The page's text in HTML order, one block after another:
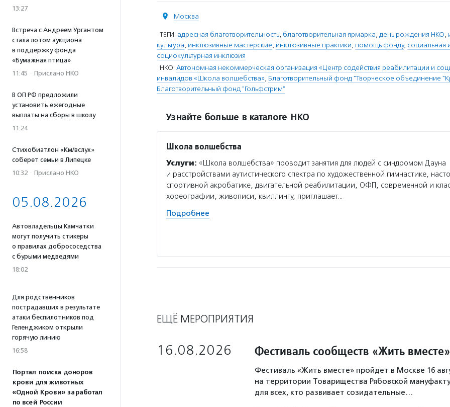
13:27
Встреча с Андреем Ургантом
стала лотом аукциона
в поддержку фонда
«Бумажная птица»
11:45 · Прислано НКО
В ОП РФ предложили
установить ежегодные
выплаты на сборы в школу
11:24
Стихобиатлон «Км/вслух»
соберет семьи в Липецке
10:32 · Прислано НКО
05.08.2026
Автовладельцы Камчатки
могут получить стикеры
о правилах добрососедства
с бурыми медведями
18:02
Для родственников
пострадавших в результате
атаки беспилотников под
Геленджиком открыли
горячую линию
16:58
Портал поиска доноров
крови для животных
«Одной Крови» заработал
по всей России
Москва
ТЕГИ: адресная благотворительность, благотворительная ярмарка, день рождения НКО,
культура, инклюзивные мастерские, инклюзивные практики, помощь фонду, социальная
социокультурная инклюзия
НКО: Автономная некоммерческая организация «Центр содействия реабилитации и
инвалидов «Школа волшебства», Благотворительный фонд "Творческое объединение
Благотворительный фонд "Гольфстрим"
Узнайте больше в каталоге НКО
Школа волшебства
Услуги: «Школа волшебства» проводит занятия для людей с синдромом Дауна
и расстройствами аутистического спектра по художественной гимнастике,
спортивной акробатике, двигательной реабилитации, ОФП, современной и
хореографии, живописи, квиллингу, приглашает…
Подробнее
ЕЩЁ МЕРОПРИЯТИЯ
16.08.2026 Фестиваль сообществ «Жить вместе»
Фестиваль «Жить вместе» пройдет в Москве 16
на территории Товарищества Рябовской
для всех, кто развивает созидательные…